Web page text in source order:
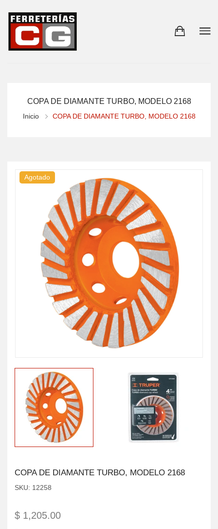
COPA DE DIAMANTE TURBO, MODELO 2168
Inicio COPA DE DIAMANTE TURBO, MODELO 2168
Agotado
COPA DE DIAMANTE TURBO, MODELO 2168
SKU: 12258
$ 1,205.00